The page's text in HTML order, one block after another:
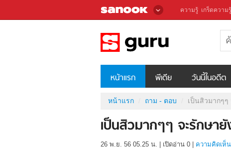
ความรู้ เกร็ดความรู้
หน้าแรก พีเดีย วันนี้ในอดีต
หน้าแรก ถาม - ตอบ เป็นสิวมากๆๆ
เป็นสิวมากๆๆ จะรักษายั
26 พ.ย. 56 05.25 น. เปิดอ่าน 0 ความคิดเห็